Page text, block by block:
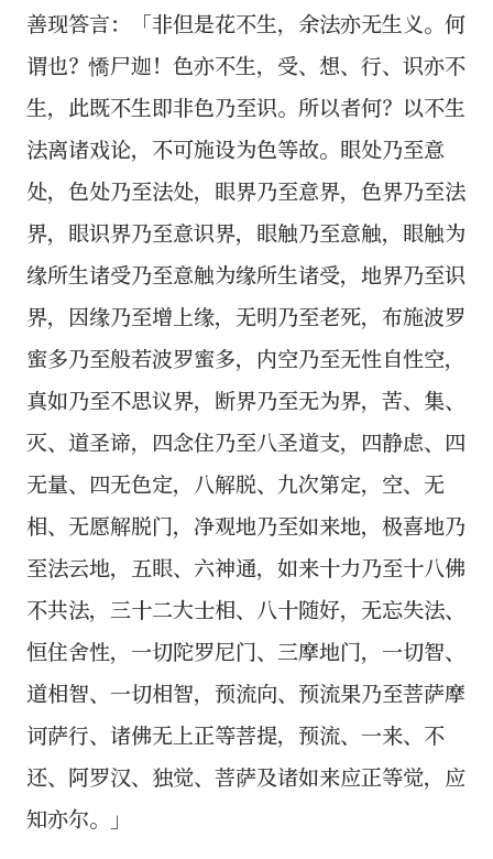
善现答言：「非但是花不生，余法亦无生义。何
谓也？憍尸迦！色亦不生，受、想、行、识亦不
生，此既不生即非色乃至识。所以者何？以不生
法离诸戏论，不可施设为色等故。眼处乃至意
处，色处乃至法处，眼界乃至意界，色界乃至法
界，眼识界乃至意识界，眼触乃至意触，眼触为
缘所生诸受乃至意触为缘所生诸受，地界乃至识
界，因缘乃至增上缘，无明乃至老死，布施波罗
蜜多乃至般若波罗蜜多，内空乃至无性自性空，
真如乃至不思议界，断界乃至无为界，苦、集、
灭、道圣谛，四念住乃至八圣道支，四静虑、四
无量、四无色定，八解脱、九次第定，空、无
相、无愿解脱门，净观地乃至如来地，极喜地乃
至法云地，五眼、六神通，如来十力乃至十八佛
不共法，三十二大士相、八十随好，无忘失法、
恒住舍性，一切陀罗尼门、三摩地门，一切智、
道相智、一切相智，预流向、预流果乃至菩萨摩
诃萨行、诸佛无上正等菩提，预流、一来、不
还、阿罗汉、独觉、菩萨及诸如来应正等觉，应
知亦尔。」